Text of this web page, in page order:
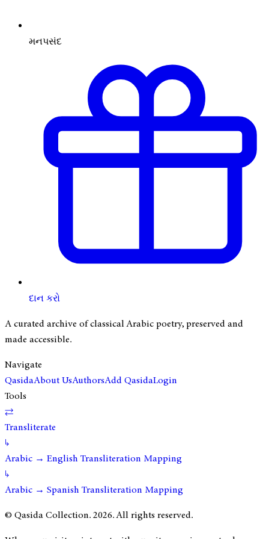
મનપસંદ
દાન કરો
A curated archive of classical Arabic poetry, preserved and
made accessible.
Navigate
QasidaAbout UsAuthorsAdd QasidaLogin
Tools
⇄
Transliterate
↳
Arabic → English Transliteration Mapping
↳
Arabic → Spanish Transliteration Mapping
© Qasida Collection.2026. All rights reserved.